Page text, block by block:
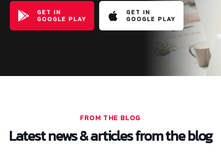
GET IN
GOOGLE PLAY
GET IN
GOOGLE PLAY
FROM THE BLOG
Latest news & articles from the blog